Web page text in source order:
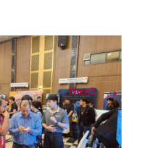
Next→